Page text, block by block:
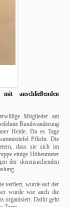
anschließenden
Mitglieder am
Rundwanderung
Heide. Da es Tage
Pflicht. Die
dass sie sich im
einige Höhenmeter
der dosensuchenden
verliert, wurde auf der
wurde wie auch die
organisiert. Dafür geht